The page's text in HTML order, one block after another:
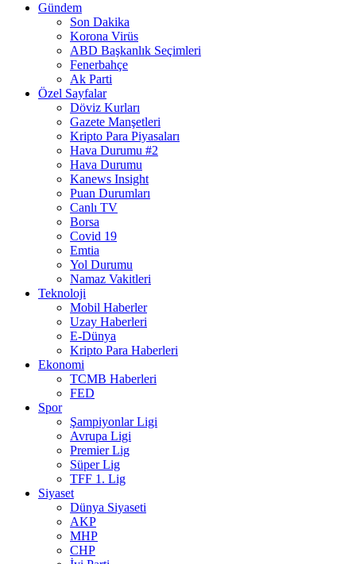
Gündem
Son Dakika
Korona Virüs
ABD Başkanlık Seçimleri
Fenerbahçe
Ak Parti
Özel Sayfalar
Döviz Kurları
Gazete Manşetleri
Kripto Para Piyasaları
Hava Durumu #2
Hava Durumu
Kanews Insight
Puan Durumları
Canlı TV
Borsa
Covid 19
Emtia
Yol Durumu
Namaz Vakitleri
Teknoloji
Mobil Haberler
Uzay Haberleri
E-Dünya
Kripto Para Haberleri
Ekonomi
TCMB Haberleri
FED
Spor
Şampiyonlar Ligi
Avrupa Ligi
Premier Lig
Süper Lig
TFF 1. Lig
Siyaset
Dünya Siyaseti
AKP
MHP
CHP